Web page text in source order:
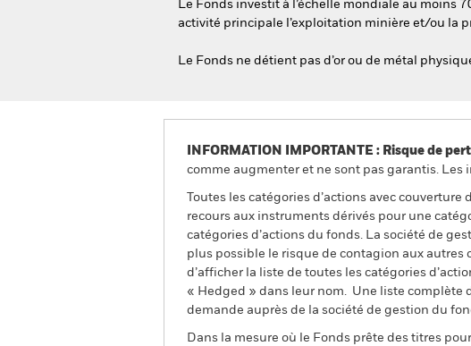
Le Fonds investit à l’échelle mondiale au moins
activité principale l’exploitation minière et/ou la
Le Fonds ne détient pas d’or ou de métal
INFORMATION IMPORTANTE : Risque de
comme augmenter et ne sont pas garantis.
Toutes les catégories d’actions avec
recours aux instruments dérivés pour une
catégories d’actions du fonds. La société de
plus possible le risque de contagion aux autres
d’afficher la liste de toutes les catégories
« Hedged » dans leur nom. Une liste complète
demande auprès de la société de gestion du
Dans la mesure où le Fonds prête des titres